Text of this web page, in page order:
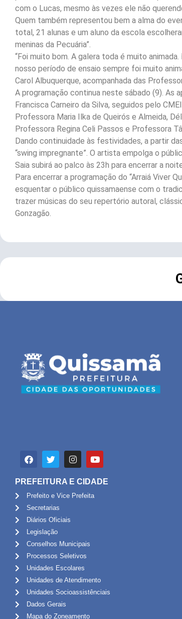
com o Lucas, mesmo às vezes ele não
Quem também representou bem a alma do
total, 21 alunas e um aluno da escola
meninas da Pecuária”.
“Foi muito bom. A galera toda é muito
nosso período de ensaio sempre foi muito
Carol Albuquerque, acompanhada das
A programação continua neste sábado (9). As
Francisca Carneiro da Silva, seguidos pelo
Professora Maria Ilka de Queirós e Almeida,
Professora Regina Celi Passos e Professora
Dando continuidade às festividades, a partir
“swing impregnante”. O artista empolga o
Saia subirá ao palco às 23h para encerrar a
Para encerrar a programação do “Arraiá Viver
esquentar o público quissamaense com o
trazer músicas do seu repertório autoral,
Gonzagão.
PREFEITURA E CIDADE
Prefeito e Vice Prefeita
Secretarias
Diários Oficiais
Legislação
Conselhos Municipais
Processos Seletivos
Unidades Escolares
Unidades de Atendimento
Unidades Socioassistênciais
Dados Gerais
Mapa do Zoneamento